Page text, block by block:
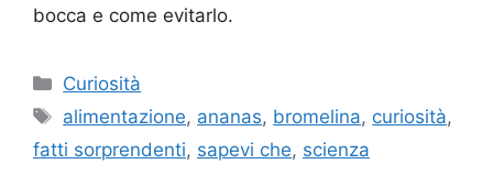
bocca e come evitarlo.
Categorie
Curiosità
Tag
alimentazione, ananas, bromelina, curiosità,
fatti sorprendenti, sapevi che, scienza